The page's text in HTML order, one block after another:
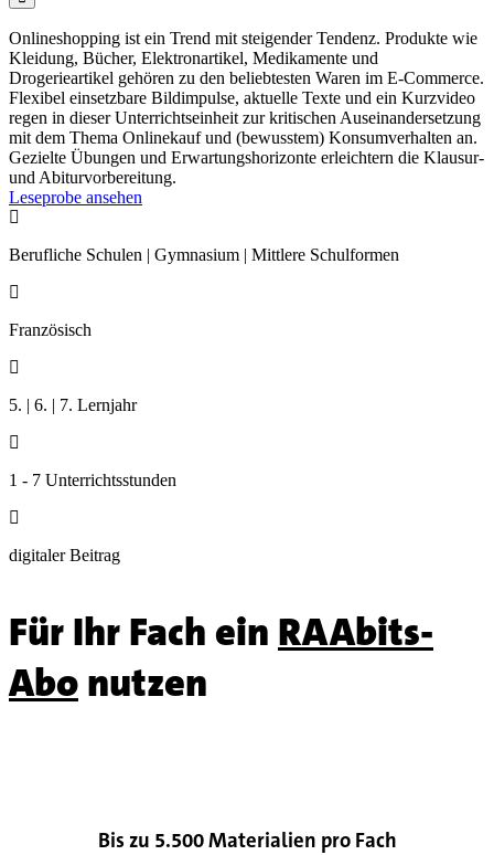
Onlineshopping ist ein Trend mit steigender Tendenz. Produkte wie
Kleidung, Bücher, Elektronartikel, Medikamente und
Drogerieartikel gehören zu den beliebtesten Waren im E-Commerce.
Flexibel einsetzbare Bildimpulse, aktuelle Texte und ein Kurzvideo
regen in dieser Unterrichtseinheit zur kritischen Auseinandersetzung
mit dem Thema Onlinekauf und (bewusstem) Konsumverhalten an.
Gezielte Übungen und Erwartungshorizonte erleichtern die Klausur-
und Abiturvorbereitung.
Leseprobe ansehen

Berufliche Schulen | Gymnasium | Mittlere Schulformen

Französisch

5. | 6. | 7. Lernjahr

1 - 7 Unterrichtsstunden

digitaler Beitrag
Für Ihr Fach ein RAAbits-
Abonutzen
Bis zu 5.500 Materialien pro Fach